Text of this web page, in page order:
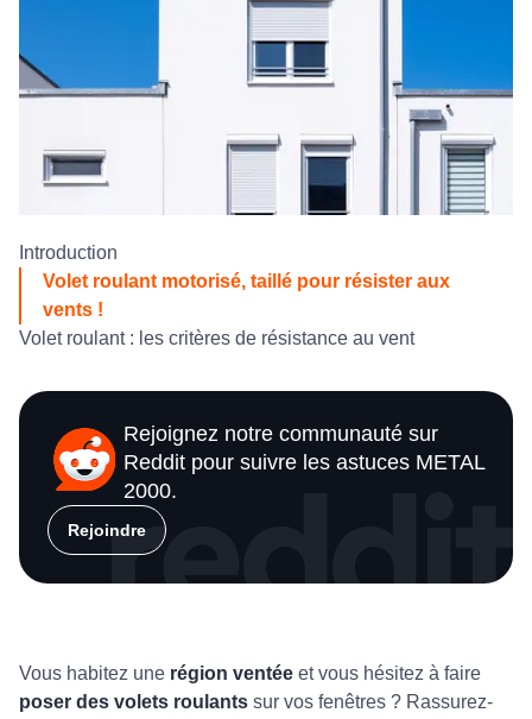
Introduction
Volet roulant motorisé, taillé pour résister aux
vents !
Volet roulant : les critères de résistance au vent
Rejoignez notre communauté sur
Reddit pour suivre les astuces METAL
2000.
Rejoindre
Vous habitez une région ventée et vous hésitez à faire
poser des volets roulants sur vos fenêtres ? Rassurez-